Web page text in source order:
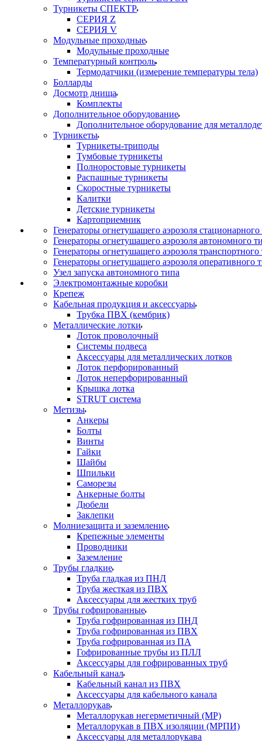
Турникеты СПЕКТР
СЕРИЯ Z
СЕРИЯ V
Модульные проходные
Модульные проходные
Температурный контроль
Термодатчики (измерение температуры тела)
Болларды
Досмотр днища
Комплекты
Дополнительное оборудование
Дополнительное оборудование для
Турникеты
Турникеты-триподы
Тумбовые турникеты
Полноростовые турникеты
Распашные турникеты
Скоростные турникеты
Калитки
Детские турникеты
Картоприемник
Генераторы огнетушащего аэрозоля стационарного
Генераторы огнетушащего аэрозоля автономного
Генераторы огнетушащего аэрозоля транспортного
Генераторы огнетушащего аэрозоля оперативного
Узел запуска автономного типа
Электромонтажные коробки
Крепеж
Кабельная продукция и аксессуары
Трубка ПВХ (кембрик)
Металлические лотки
Лоток проволочный
Системы подвеса
Аксессуары для металлических лотков
Лоток перфорированный
Лоток неперфорированный
Крышка лотка
STRUT система
Метизы
Анкеры
Болты
Винты
Гайки
Шайбы
Шпильки
Саморезы
Анкерные болты
Дюбели
Заклепки
Молниезащита и заземление
Крепежные элементы
Проводники
Заземление
Трубы гладкие
Труба гладкая из ПНД
Труба жесткая из ПВХ
Аксессуары для жестких труб
Трубы гофрированные
Труба гофрированная из ПНД
Труба гофрированная из ПВХ
Труба гофрированная из ПА
Гофрированные трубы из ПЛЛ
Аксессуары для гофрированных труб
Кабельный канал
Кабельный канал из ПВХ
Аксессуары для кабельного канала
Металлорукав
Металлорукав негерметичный (МР)
Металлорукав в ПВХ изоляции (МРПИ)
Аксессуары для металлорукава